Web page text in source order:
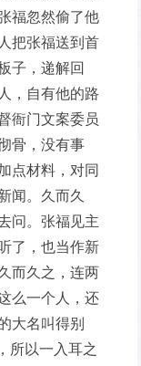
福忽然偷了他
把张福送到首
子，递解回
，自有他的路
衙门文案委员
骨，没有事
点材料，对同
闻。久而久
问。张福见主
了，也当作新
而久之，连两
么一个人，还
大名叫得别
所以一入耳之